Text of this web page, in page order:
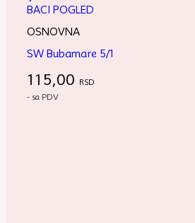
BACI POGLED
OSNOVNA
SW Bubamare 5/1
115,00 RSD
- sa PDV